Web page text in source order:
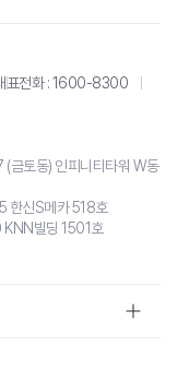
표전화 :1600-8300
금토동) 인피니티타워 W동
한신S메카 518호
KNN빌딩 1501호